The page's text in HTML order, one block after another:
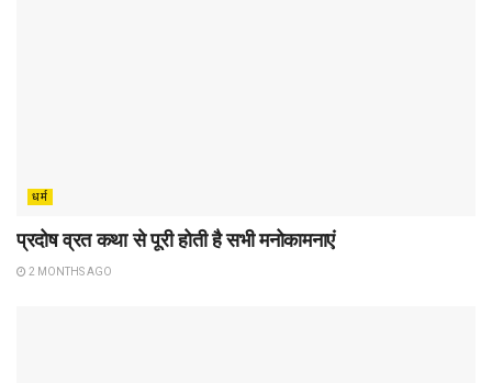
धर्म
प्रदोष व्रत कथा से पूरी होती है सभी मनोकामनाएं
2 MONTHS AGO